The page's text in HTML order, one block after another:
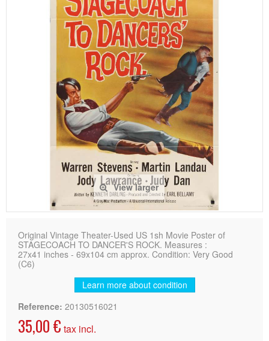
View larger
Original Vintage Theater-Used US 1sh Movie Poster of
STAGECOACH TO DANCER'S ROCK. Measures :
27x41 inches - 69x104 cm approx. Condition: Very Good
(C6)
Learn more about condition
Reference: 20130516021
35,00 € tax incl.